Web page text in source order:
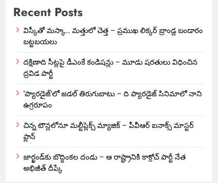
Recent Posts
విస్కీతో మస్కా… మత్తులో చెత్త – ప్రముఖ లిక్కర్ బ్రాండ్ల బండారం
బట్టబయలు
దక్షిణాది సీట్లపై డీఎంకే కండిషన్లు – మూడు షరతులు విధించిన
ద్రవిడ పార్టీ
‘ప్యారడైజ్’లో జడల్ తిరుగుబాటు – ది ప్యారడైజ్ సినిమాలో నాని
ఉగ్రరూపం
చిన్న టౌన్లలోనూ మల్టీప్లెక్స్‌ మ్యాజిక్ – పీవీఆర్ ఐనాక్స్ మాస్టర్
ప్లాన్
జార్ఖండ్‌కు బొద్దింకల దండు – ఆ రాష్ట్రానికి కాక్రోచ్ పార్టీ నేత
అభిజీత్ దీప్కే